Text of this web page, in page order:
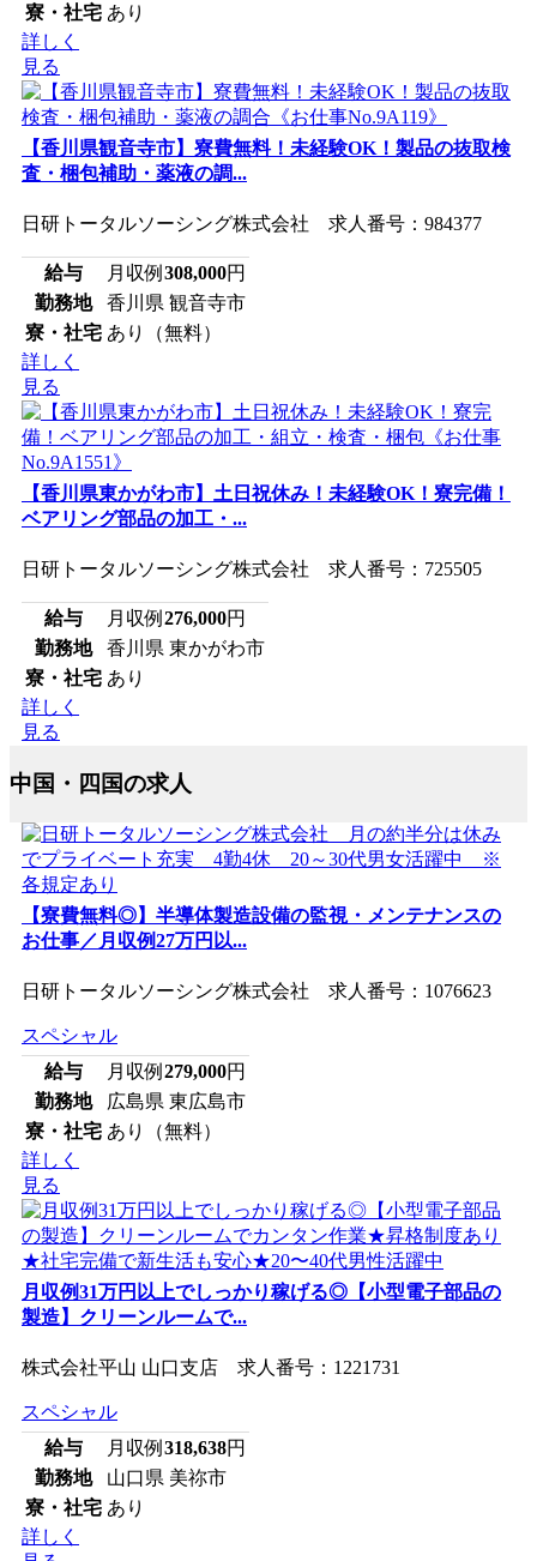
寮・社宅 あり
詳しく
見る
【香川県観音寺市】寮費無料！未経験OK！製品の抜取検
査・梱包補助・薬液の調...
日研トータルソーシング株式会社 求人番号：984377
給与 月収例 308,000円
勤務地
香川県 観音寺市
寮・社宅 あり（無料）
詳しく
見る
【香川県東かがわ市】土日祝休み！未経験OK！寮完備！
ベアリング部品の加工・...
日研トータルソーシング株式会社 求人番号：725505
給与 月収例 276,000円
勤務地
香川県 東かがわ市
寮・社宅 あり
詳しく
見る
中国・四国の求人
【寮費無料◎】半導体製造設備の監視・メンテナンスの
お仕事／月収例27万円以...
日研トータルソーシング株式会社 求人番号：1076623
スペシャル
給与
月収例 279,000円
勤務地
広島県 東広島市
寮・社宅 あり（無料）
詳しく
見る
月収例31万円以上でしっかり稼げる◎【小型電子部品の
製造】クリーンルームで...
株式会社平山 山口支店 求人番号：1221731
スペシャル
給与
月収例 318,638円
勤務地
山口県 美祢市
寮・社宅 あり
詳しく